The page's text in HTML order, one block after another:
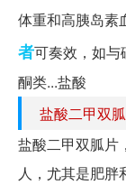
体重和高胰岛素
者可奏效，如与
酮类...盐酸
盐酸二甲双
盐酸二甲双胍片
人，尤其是肥胖